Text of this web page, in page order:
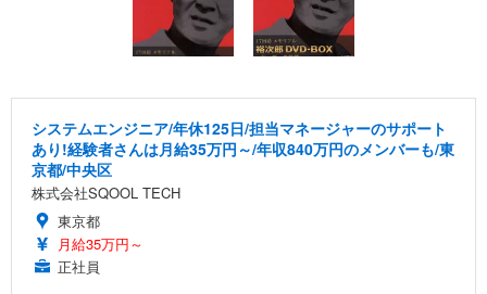
システムエンジニア/年休125日/担当マネージャーのサポート
あり!経験者さんは月給35万円～/年収840万円のメンバーも/東
京都/中央区
株式会社SQOOL TECH
東京都
月給35万円～
正社員